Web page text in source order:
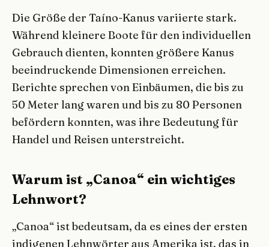
Die Größe der Taíno-Kanus variierte stark.
Während kleinere Boote für den individuellen
Gebrauch dienten, konnten größere Kanus
beeindruckende Dimensionen erreichen.
Berichte sprechen von Einbäumen, die bis zu
50 Meter lang waren und bis zu 80 Personen
befördern konnten, was ihre Bedeutung für
Handel und Reisen unterstreicht.
Warum ist „Canoa“ ein wichtiges
Lehnwort?
„Canoa“ ist bedeutsam, da es eines der ersten
indigenen Lehnwörter aus Amerika ist, das in